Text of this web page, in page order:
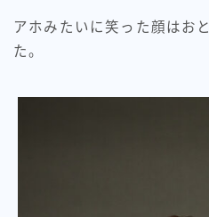
アホみたいに笑った顔はお
た。